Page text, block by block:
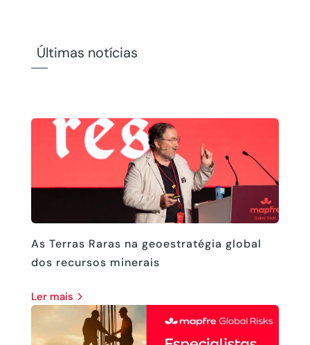
Últimas notícias
As Terras Raras na geoestratégia global
dos recursos minerais
ler mais